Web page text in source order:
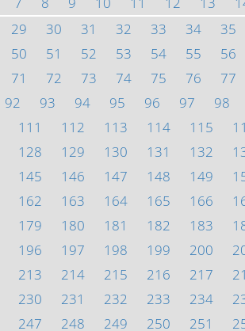
29 30 31 32 33 34 35
50 51 52 53 54 55 56
71 72 73 74 75 76 77
92 93 94 95 96 97 98
111 112 113 114 115
128 129 130 131 132
145 146 147 148 149
162 163 164 165 166
179 180 181 182 183
196 197 198 199 200
213 214 215 216 217
230 231 232 233 234
247 248 249 250 251